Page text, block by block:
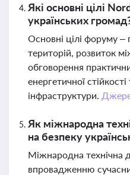
Які основні цілі
українських
Основні цілі форуму
територій, розвиток
обговорення
енергетичної
інфраструктури.
Як міжнародна
на безпеку
Міжнародна технічна
впровадженню